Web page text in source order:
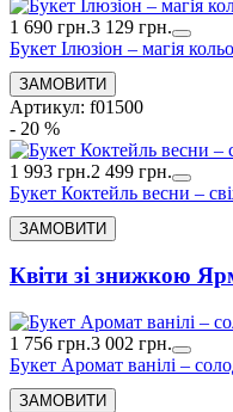
1 690 грн.3 129 грн.
Букет Ілюзіон – магія
Артикул: f01500
- 20 %
1 993 грн.2 499 грн.
Букет Коктейль весни –
Квіти зі знижкою
1 756 грн.3 002 грн.
Букет Аромат ванілі –